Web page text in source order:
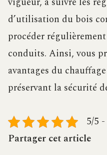
d’utilisation du bois
procéder
conduits. Ainsi, vous
avantages du
préservant la sécurité
5/5
Partager cet article